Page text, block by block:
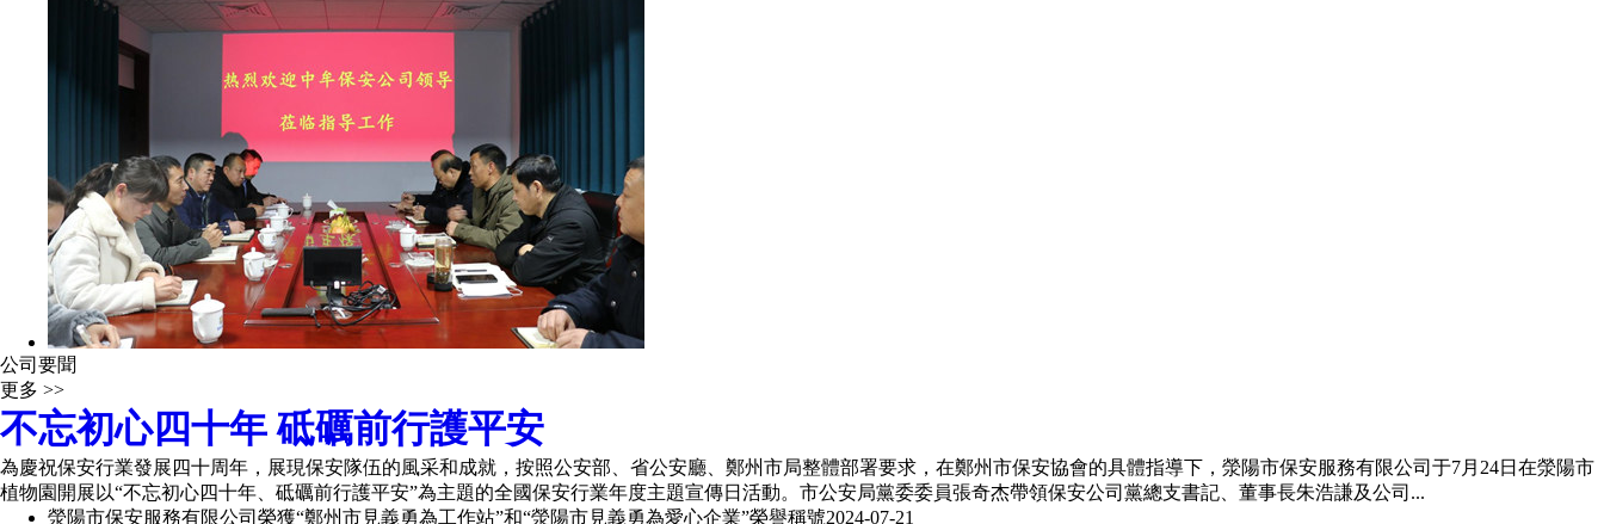
公司要聞
更多 >>
不忘初心四十年 砥礪前行護平安
為慶祝保安行業發展四十周年，展現保安隊伍的風采和成就，按照公安部、省公安廳、鄭州市局整體部署要求，在鄭州市保安協會的具體指導下，滎陽市保安服務有限公司于7月24日在滎陽市
植物園開展以“不忘初心四十年、砥礪前行護平安”為主題的全國保安行業年度主題宣傳日活動。市公安局黨委委員張奇杰帶領保安公司黨總支書記、董事長朱浩謙及公司...
滎陽市保安服務有限公司榮獲“鄭州市見義勇為工作站”和“滎陽市見義勇為愛心企業”榮譽稱號2024-07-21